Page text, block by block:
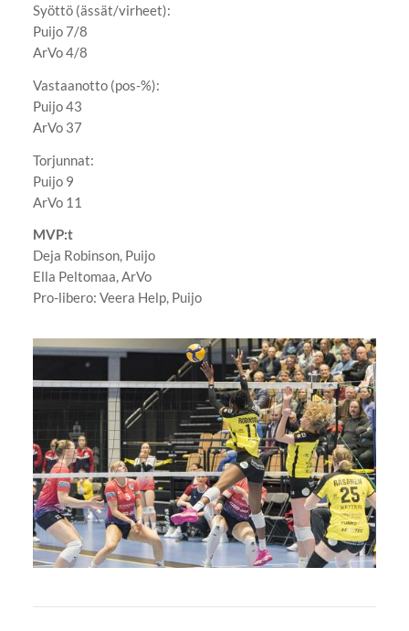
Syöttö (ässät/virheet):
Puijo 7/8
ArVo 4/8
Vastaanotto (pos-%):
Puijo 43
ArVo 37
Torjunnat:
Puijo 9
ArVo 11
MVP:t
Deja Robinson, Puijo
Ella Peltomaa, ArVo
Pro-libero: Veera Help, Puijo